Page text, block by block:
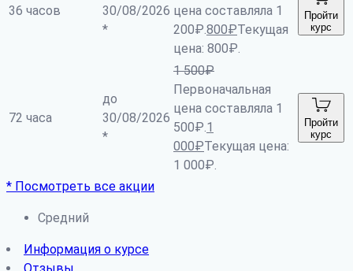
36 часов
30/08/2026
*
цена составляла 1
200₽.800₽Текущая
цена: 800₽.
Пройти
курс
72 часа
до
30/08/2026
*
1 500₽
Первоначальная
цена составляла 1
500₽.1
000₽Текущая цена:
1 000₽.
Пройти
курс
* Посмотреть все акции
Средний
Информация о курсе